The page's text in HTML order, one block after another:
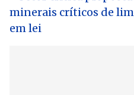
minerais críticos de
em lei